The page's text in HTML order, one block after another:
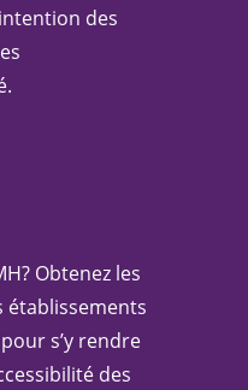
des
Obtenez les
établissements
s’y rendre
des